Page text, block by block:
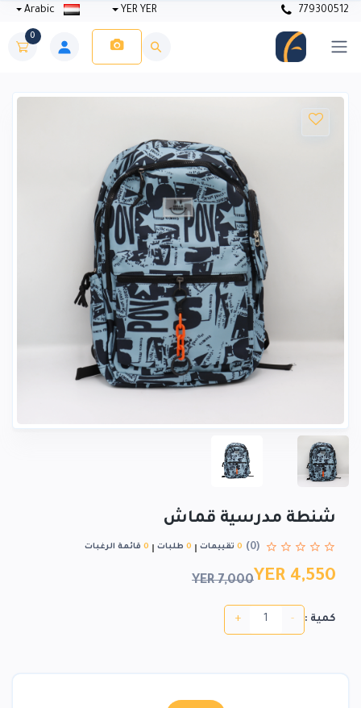
779300512
YER YER
0
شنطة مدرسية قماش
(0)
0 تقييمات 0 طلبات 0 قائمة الرغبات
YER 4,550
YER 7,000
كمية : -
+